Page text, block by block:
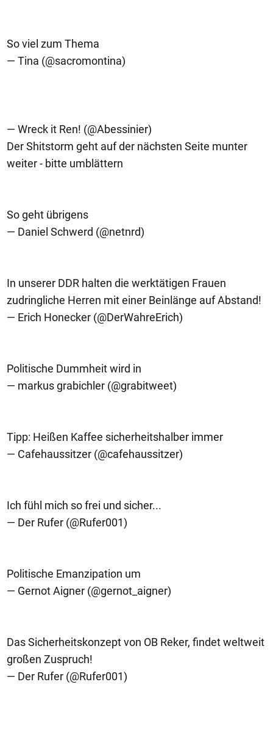
So viel zum Thema
— Tina (@sacromontina)
— Wreck it Ren! (@Abessinier)
Der Shitstorm geht auf der nächsten Seite munter
weiter - bitte umblättern
So geht übrigens
— Daniel Schwerd (@netnrd)
In unserer DDR halten die werktätigen Frauen
zudringliche Herren mit einer Beinlänge auf Abstand!
— Erich Honecker (@DerWahreErich)
Politische Dummheit wird in
— markus grabichler (@grabitweet)
Tipp: Heißen Kaffee sicherheitshalber immer
— Cafehaussitzer (@cafehaussitzer)
Ich fühl mich so frei und sicher...
— Der Rufer (@Rufer001)
Politische Emanzipation um
— Gernot Aigner (@gernot_aigner)
Das Sicherheitskonzept von OB Reker, findet weltweit
großen Zuspruch!
— Der Rufer (@Rufer001)